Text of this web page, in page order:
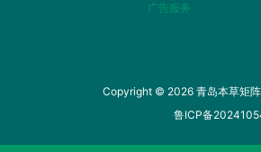
广告服务
Copyright © 2026 青岛本草矩
鲁ICP备